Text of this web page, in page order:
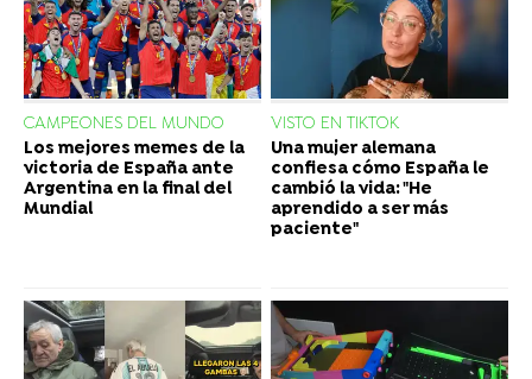
CAMPEONES DEL MUNDO
Los mejores memes de la
victoria de España ante
Argentina en la final del
Mundial
VISTO EN TIKTOK
Una mujer alemana
confiesa cómo España le
cambió la vida: "He
aprendido a ser más
paciente"